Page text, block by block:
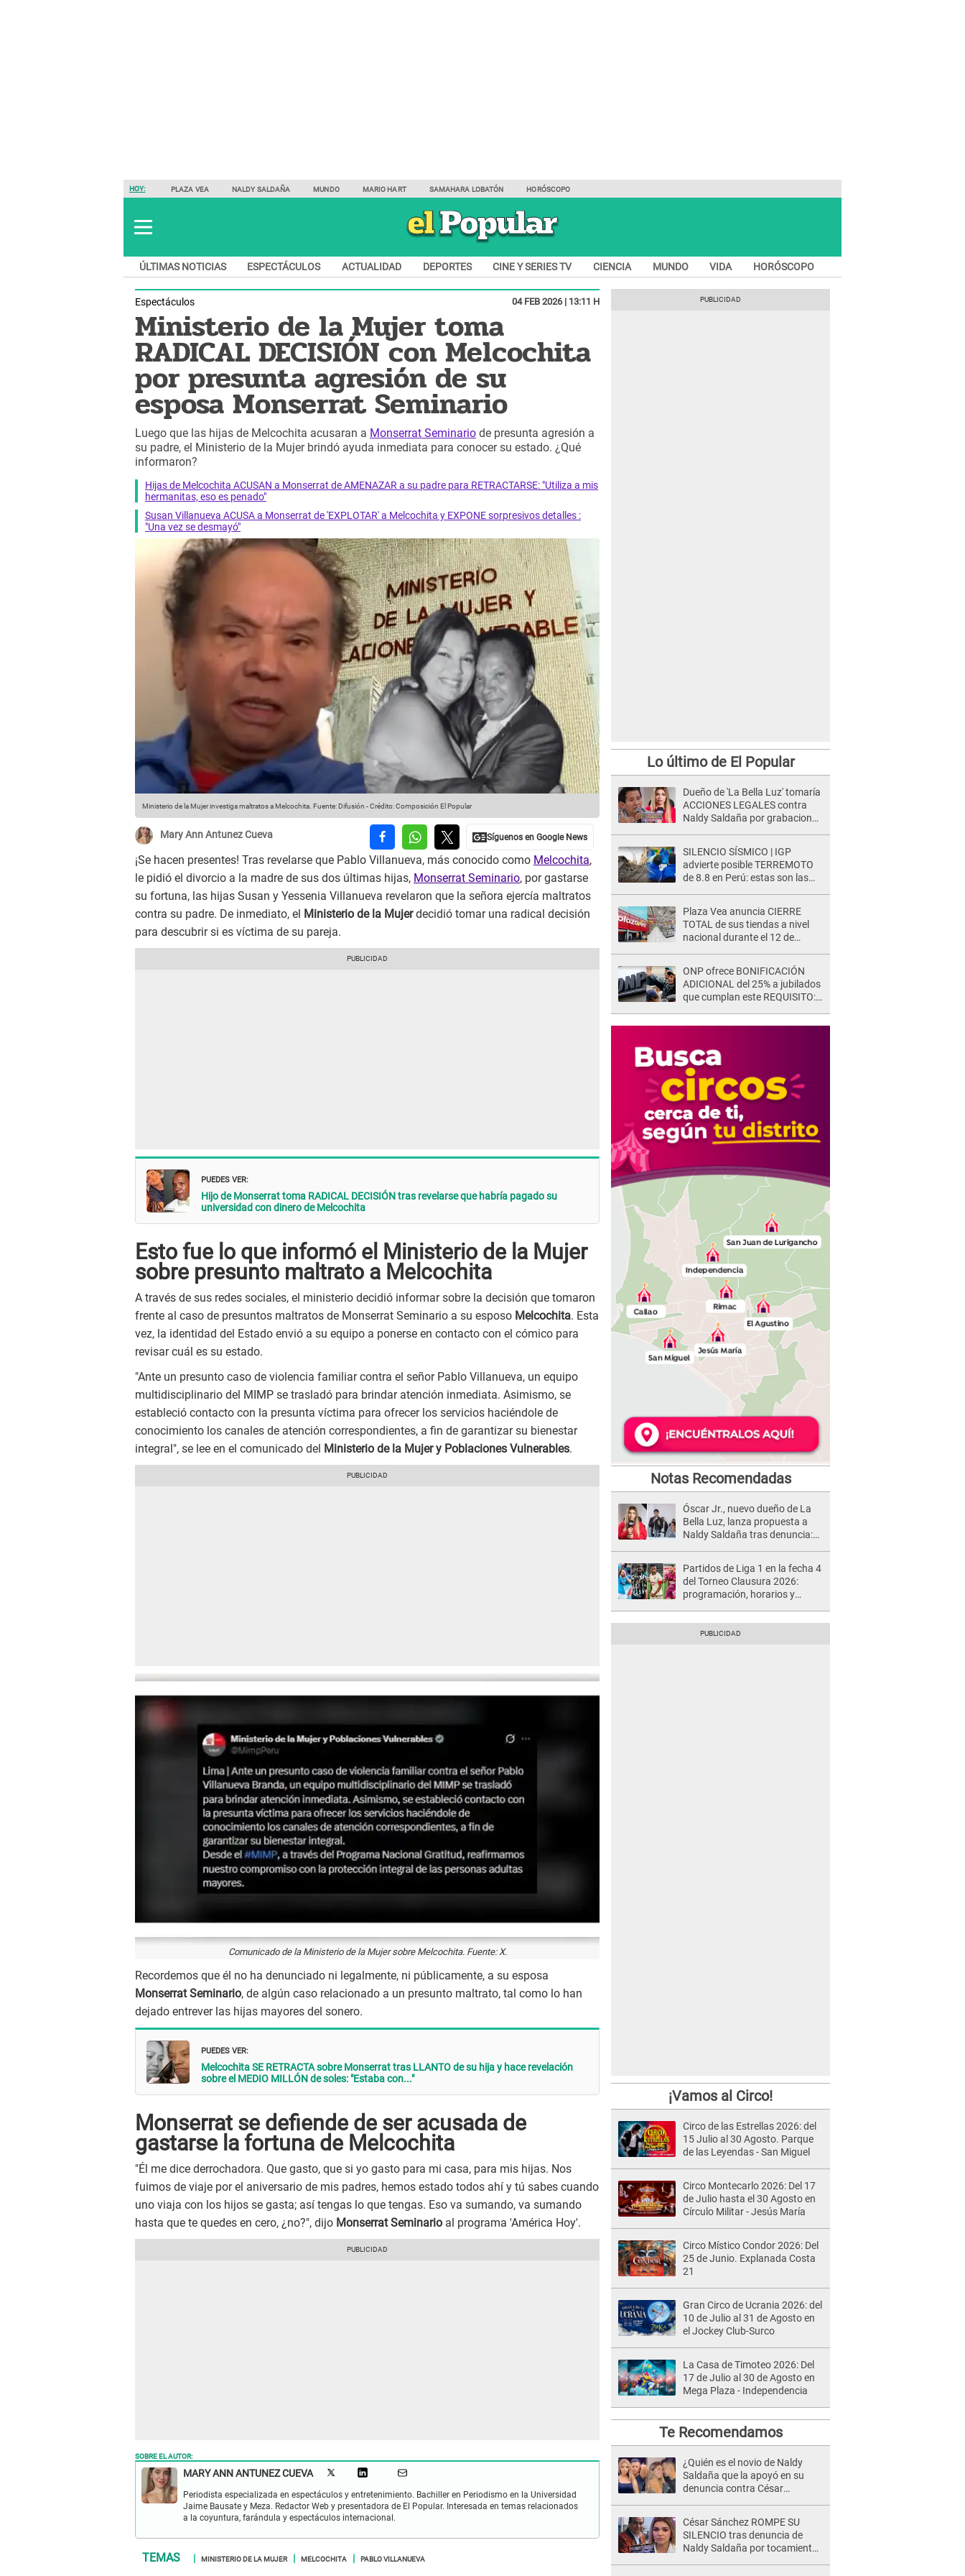
HOY: PLAZA VEA NALDY SALDAÑA MUNDO MARIO HART SAMAHARA LOBATÓN HORÓSCOPO
ÚLTIMAS NOTICIAS ESPECTÁCULOS ACTUALIDAD DEPORTES CINE Y SERIES TV CIENCIA MUNDO VIDA HORÓSCOPO
Espectáculos 04 FEB 2026 | 13:11 H
Ministerio de la Mujer toma
RADICAL DECISIÓN con Melcochita
por presunta agresión de su
esposa Monserrat Seminario
Luego que las hijas de Melcochita acusaran a Monserrat Seminario de presunta agresión a
su padre, el Ministerio de la Mujer brindó ayuda inmediata para conocer su estado. ¿Qué
informaron?
Hijas de Melcochita ACUSAN a Monserrat de AMENAZAR a su padre para RETRACTARSE: "Utiliza a mis
hermanitas, eso es penado"
Susan Villanueva ACUSA a Monserrat de 'EXPLOTAR' a Melcochita y EXPONE sorpresivos detalles :
"Una vez se desmayó"
Ministerio de la Mujer investiga maltratos a Melcochita. Fuente: Difusión -Crédito: Composición El Popular
Mary Ann Antunez Cueva
¡Se hacen presentes! Tras revelarse que Pablo Villanueva, más conocido como Melcochita,
le pidió el divorcio a la madre de sus dos últimas hijas, Monserrat Seminario, por gastarse
su fortuna, las hijas Susan y Yessenia Villanueva revelaron que la señora ejercía maltratos
contra su padre. De inmediato, el Ministerio de la Mujerdecidió tomar una radical decisión
para descubrir si es víctima de su pareja.
PUEDES VER:
Hijo de Monserrat toma RADICAL DECISIÓN tras revelarse que habría pagado su
universidad con dinero de Melcochita
Esto fue lo que informó el Ministerio de la Mujer
sobre presunto maltrato a Melcochita
A través de sus redes sociales, el ministerio decidió informar sobre la decisión que tomaron
frente al caso de presuntos maltratos de Monserrat Seminario a su esposo Melcochita. Esta
vez, la identidad del Estado envió a su equipo a ponerse en contacto con el cómico para
revisar cuál es su estado.
"Ante un presunto caso de violencia familiar contra el señor Pablo Villanueva, un equipo
multidisciplinario del MIMP se trasladó para brindar atención inmediata. Asimismo, se
estableció contacto con la presunta víctima para ofrecer los servicios haciéndole de
conocimiento los canales de atención correspondientes, a fin de garantizar su bienestar
integral", se lee en el comunicado del Ministerio de la Mujer y Poblaciones Vulnerables.
Comunicado de la Ministerio de la Mujer sobre Melcochita. Fuente: X.
Recordemos que él no ha denunciado ni legalmente, ni públicamente, a su esposa
Monserrat Seminario, de algún caso relacionado a un presunto maltrato, tal como lo han
dejado entrever las hijas mayores del sonero.
PUEDES VER:
Melcochita SE RETRACTA sobre Monserrat tras LLANTO de su hija y hace revelación
sobre el MEDIO MILLÓN de soles: "Estaba con..."
Monserrat se defiende de ser acusada de
gastarse la fortuna de Melcochita
"Él me dice derrochadora. Que gasto, que si yo gasto para mi casa, para mis hijas. Nos
fuimos de viaje por el aniversario de mis padres, hemos estado todos ahí y tú sabes cuando
uno viaja con los hijos se gasta; así tengas lo que tengas. Eso va sumando, va sumando
hasta que te quedes en cero, ¿no?", dijo Monserrat Seminario al programa 'América Hoy'.
SOBRE EL AUTOR:
MARY ANN ANTUNEZ CUEVA
Periodista especializada en espectáculos y entretenimiento. Bachiller en Periodismo en la Universidad
Jaime Bausate y Meza. Redactor Web y presentadora de El Popular. Interesada en temas relacionados
a la coyuntura, farándula y espectáculos internacional.
MINISTERIO DE LA MUJER MELCOCHITA PABLO VILLANUEVA
Lo último de El Popular
Dueño de 'La Bella Luz' tomaría
ACCIONES LEGALES contra
Naldy Saldaña por grabaciones
SILENCIO SÍSMICO | IGP
advierte posible TERREMOTO
de 8.8 en Perú: estas son las
Plaza Vea anuncia CIERRE
TOTAL de sus tiendas a nivel
nacional durante el 12 de
ONP ofrece BONIFICACIÓN
ADICIONAL del 25% a jubilados
que cumplan este REQUISITO:
Notas Recomendadas
Óscar Jr., nuevo dueño de La
Bella Luz, lanza propuesta a
Naldy Saldaña tras denuncia:
Partidos de Liga 1 en la fecha 4
del Torneo Clausura 2026:
programación, horarios y
¡Vamos al Circo!
Circo de las Estrellas 2026: del
15 Julio al 30 Agosto. Parque
de las Leyendas - San Miguel
Circo Montecarlo 2026: Del 17
de Julio hasta el 30 Agosto en
Círculo Militar - Jesús María
Circo Místico Condor 2026: Del
25 de Junio. Explanada Costa
21
Gran Circo de Ucrania 2026: del
10 de Julio al 31 de Agosto en
el Jockey Club-Surco
La Casa de Timoteo 2026: Del
17 de Julio al 30 de Agosto en
Mega Plaza - Independencia
Te Recomendamos
¿Quién es el novio de Naldy
Saldaña que la apoyó en su
denuncia contra César
César Sánchez ROMPE SU
SILENCIO tras denuncia de
Naldy Saldaña por tocamientos